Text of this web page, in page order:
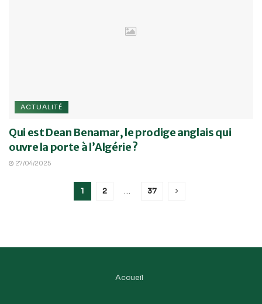
ACTUALITÉ
Qui est Dean Benamar, le prodige anglais qui
ouvre la porte à l’Algérie ?
27/04/2025
1 2 … 37
Accueil